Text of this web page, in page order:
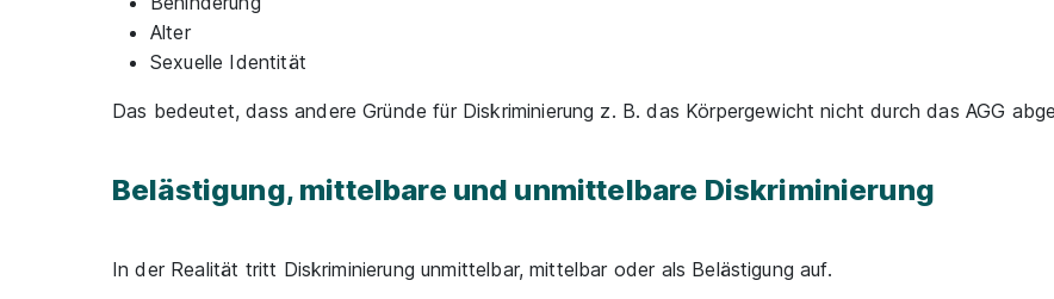
Alter
Sexuelle Identität
Das bedeutet, dass andere Gründe für Diskriminierung z. B. das Körpergewicht nicht durch das AGG
Belästigung, mittelbare und unmittelbare Diskriminierung
In der Realität tritt Diskriminierung unmittelbar, mittelbar oder als Belästigung auf.